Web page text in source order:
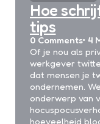
Hoe
tips
0 Comments 4
Of je nou als
werkgever
dat mensen je
ondernemen.
onderwerp van
hoeveelheid